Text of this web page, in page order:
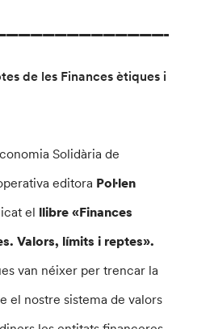
de les Finances ètiques i
Solidària de
editora Pol·len
el llibre «Finances
Valors, límits i reptes».
van néixer per trencar la
el nostre sistema de valors